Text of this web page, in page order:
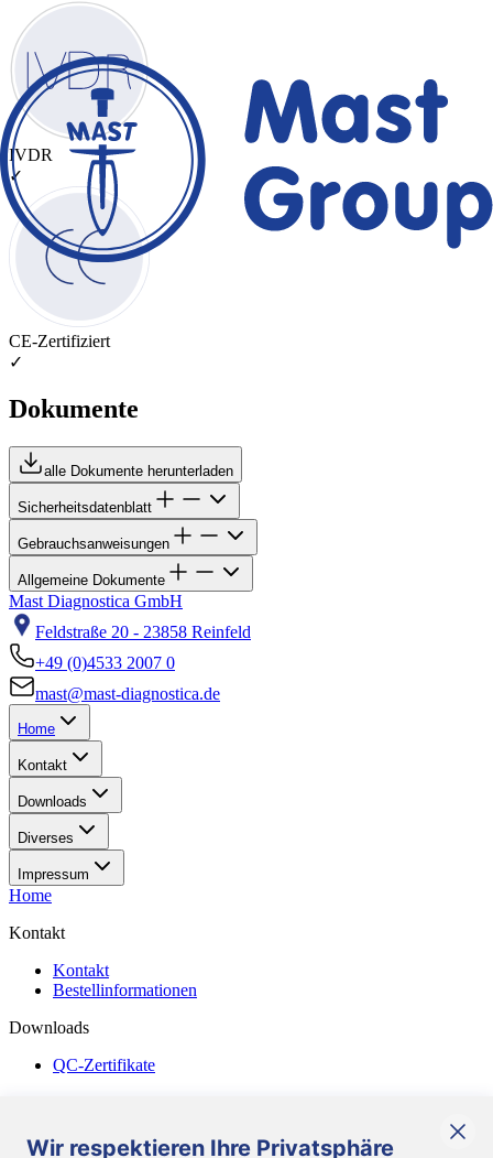
Wir respektieren Ihre Privatsphäre
IVDR
✓
CE-Zertifiziert
✓
Dokumente
alle Dokumente herunterladen
Sicherheitsdatenblatt
Gebrauchsanweisungen
Allgemeine Dokumente
Mast Diagnostica GmbH
Feldstraße 20 - 23858 Reinfeld
+49 (0)4533 2007 0
mast@mast-diagnostica.de
Home
Kontakt
Downloads
Diverses
Impressum
Home
Kontakt
Kontakt
Bestellinformationen
Downloads
QC-Zertifikate
Allgemeine Geschäftsbedingungen